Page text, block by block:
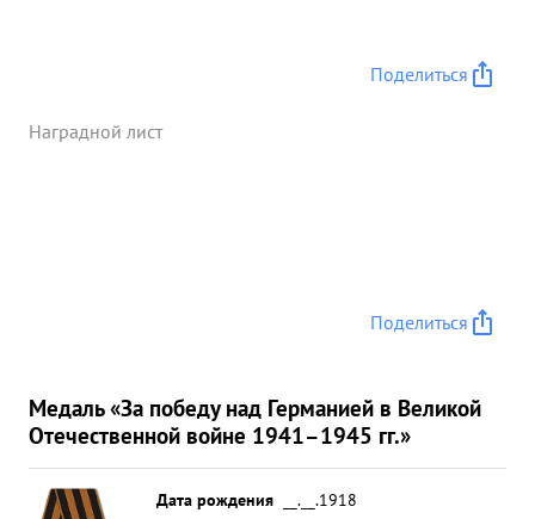
Поделиться
Наградной лист
Поделиться
Медаль «За победу над Германией в Великой
Отечественной войне 1941–1945 гг.»
Дата рождения
__.__.1918